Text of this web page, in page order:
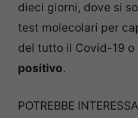
dieci giorni, dove si
test molecolari per
del tutto il Covid-19 o
positivo.
POTREBBE